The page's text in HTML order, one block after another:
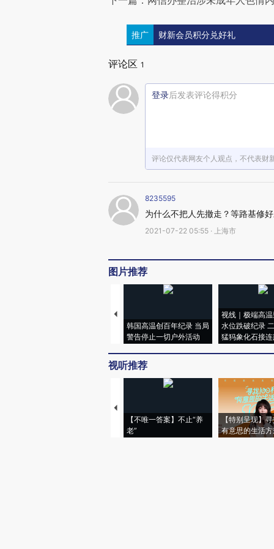
推广 财新会员积分兑好礼
评论区 1
登录后发表评论得积分
评论仅代表网友个人观点，不代表财
8235595
为什么不把人先撤走？等路基修
2021-07-22 05:55 · 上海市
图片推荐
韩国高温创百年纪录 当局
警告停止一切户外活动
视线｜极端高
水位跌破纪录
猛犸象化石接
视听推荐
【不唯一答案】不止“养
老”
【特别呈现】
有意思的生活方